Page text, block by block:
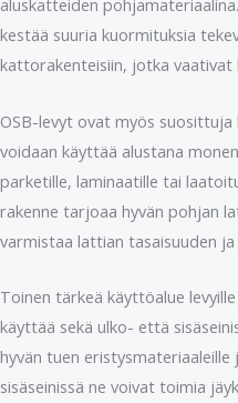
aluskatteiden
kestää suuria kuormituksia
kattorakenteisiin, jotka
OSB-levyt ovat myös
voidaan käyttää alustana
parketille, laminaatille tai
rakenne tarjoaa hyvän pohjan
varmistaa lattian tasaisuuden ja
Toinen tärkeä käyttöalue
käyttää sekä ulko- että
hyvän tuen eristysmateriaaleille
sisäseinissä ne voivat toimia